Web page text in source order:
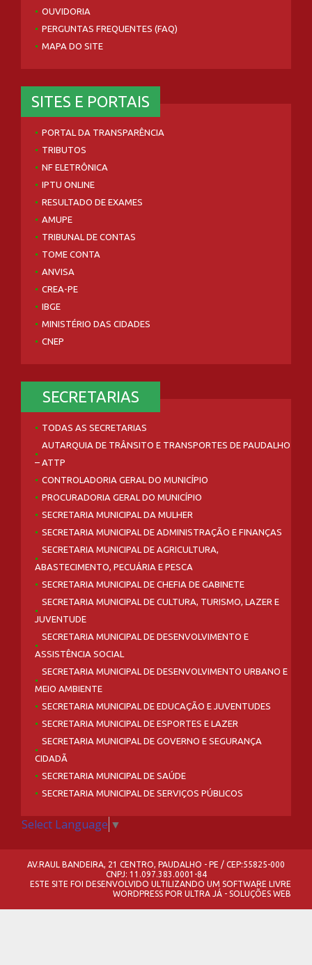
OUVIDORIA
PERGUNTAS FREQUENTES (FAQ)
MAPA DO SITE
SITES E PORTAIS
PORTAL DA TRANSPARÊNCIA
TRIBUTOS
NF ELETRÔNICA
IPTU ONLINE
RESULTADO DE EXAMES
AMUPE
TRIBUNAL DE CONTAS
TOME CONTA
ANVISA
CREA-PE
IBGE
MINISTÉRIO DAS CIDADES
CNEP
SECRETARIAS
TODAS AS SECRETARIAS
AUTARQUIA DE TRÂNSITO E TRANSPORTES DE PAUDALHO
– ATTP
CONTROLADORIA GERAL DO MUNICÍPIO
PROCURADORIA GERAL DO MUNICÍPIO
SECRETARIA MUNICIPAL DA MULHER
SECRETARIA MUNICIPAL DE ADMINISTRAÇÃO E FINANÇAS
SECRETARIA MUNICIPAL DE AGRICULTURA,
ABASTECIMENTO, PECUÁRIA E PESCA
SECRETARIA MUNICIPAL DE CHEFIA DE GABINETE
SECRETARIA MUNICIPAL DE CULTURA, TURISMO, LAZER E
JUVENTUDE
SECRETARIA MUNICIPAL DE DESENVOLVIMENTO E
ASSISTÊNCIA SOCIAL
SECRETARIA MUNICIPAL DE DESENVOLVIMENTO URBANO E
MEIO AMBIENTE
SECRETARIA MUNICIPAL DE EDUCAÇÃO E JUVENTUDES
SECRETARIA MUNICIPAL DE ESPORTES E LAZER
SECRETARIA MUNICIPAL DE GOVERNO E SEGURANÇA
CIDADÃ
SECRETARIA MUNICIPAL DE SAÚDE
SECRETARIA MUNICIPAL DE SERVIÇOS PÚBLICOS
Select Language ▼
AV.RAUL BANDEIRA, 21 CENTRO, PAUDALHO - PE / CEP:55825-000
CNPJ: 11.097.383.0001-84
ESTE SITE FOI DESENVOLVIDO ULTILIZANDO UM SOFTWARE LIVRE
WORDPRESS POR ULTRA JÁ - SOLUÇÕES WEB